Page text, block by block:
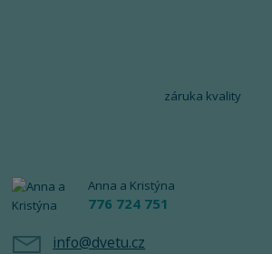
záruka kvality
Anna a Kristýna
776 724 751
info@dvetu.cz